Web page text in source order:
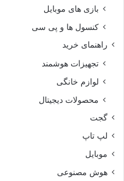
بازی های موبایل
کنسول ها و پی سی
راهنمای خرید
تجهیزات هوشمند
لوازم خانگی
محصولات دیجیتال
گجت
لپ تاپ
موبایل
هوش مصنوعی